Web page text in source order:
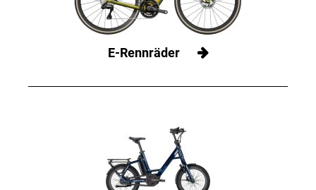
E-Rennräder